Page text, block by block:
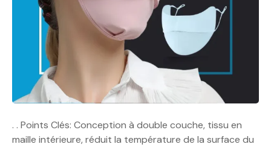
. . Points Clés: Conception à double couche, tissu en
maille intérieure, réduit la température de la surface du